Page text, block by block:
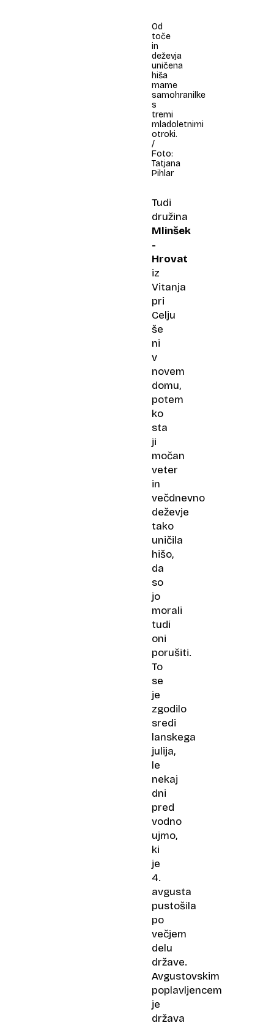
Od
toče
in
deževja
uničena
hiša
mame
samohranilke
s
tremi
mladoletnimi
otroki.
/
Foto:
Tatjana
Pihlar
Tudi
družina
Mlinšek
-
Hrovat
iz
Vitanja
pri
Celju
še
ni
v
novem
domu,
potem
ko
sta
ji
močan
veter
in
večdnevno
deževje
tako
uničila
hišo,
da
so
jo
morali
tudi
oni
porušiti.
To
se
je
zgodilo
sredi
lanskega
julija,
le
nekaj
dni
pred
vodno
ujmo,
ki
je
4.
avgusta
pustošila
po
večjem
delu
države.
Avgustovskim
poplavljencem
je
država